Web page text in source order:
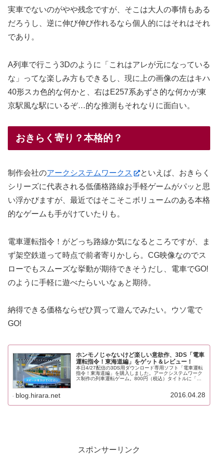
実車でないのがやや残念ですが、そこは大人の事情もある
だろうし、逆に伸び伸び作れるなら個人的にはそれはそれ
であり。
A列車で行こう3Dのように「これはアレが元になっている
な」ってな楽しみ方もできるし、現に上の画像の左はキハ
40形スカ色的な何かと、右はE257系あずさ的な何かが東
京駅風な駅にいるぞ…的な推測もそれなりに面白い。
おきらく寄り？本格的？
制作会社のアークシステムワークス
といえば、おきらく
シリーズに代表される低価格路線お手軽ゲームがパッと思
い浮かびますが、最近ではそこそこボリュームのある本格
的なゲームも手がけていたりも。
電車運転指令！がどっち路線か気になるところですが、ま
ず架空鉄道って時点で前者寄りかしら。CG映像なのでス
ローでもスムーズな挙動が期待できそうだし、電車でGO!
のように手軽に遊べたらいいなぁと期待。
納得できる価格ならぜひ買って遊んでみたい。ウソ電で
GO!
ホンモノじゃないけど楽しい意欲作、3DS「電車
運転指令！東海道編」をゲット＆レビュー！
本日4/27配信の3DS用ダウンロード専用ソフト「電車運転
指令！東海道編」を購入しました。アークシステムワーク
ス制作の列車運転ゲーム。800円（税込）タイトルに「運
blog.hirara.net 2016.04.28
スポンサーリンク